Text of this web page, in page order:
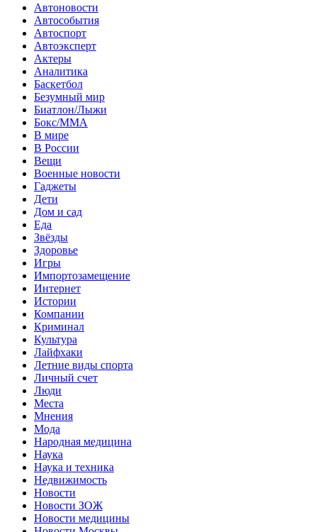
Автоновости
Автособытия
Автоспорт
Автоэксперт
Актеры
Аналитика
Баскетбол
Безумный мир
Биатлон/Лыжи
Бокс/MMA
В мире
В России
Вещи
Военные новости
Гаджеты
Дети
Дом и сад
Еда
Звёзды
Здоровье
Игры
Импортозамещение
Интернет
Истории
Компании
Криминал
Культура
Лайфхаки
Летние виды спорта
Личный счет
Люди
Места
Мнения
Мода
Народная медицина
Наука
Наука и техника
Недвижимость
Новости
Новости ЗОЖ
Новости медицины